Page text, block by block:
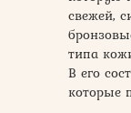
свежей,
типа
В его
которые